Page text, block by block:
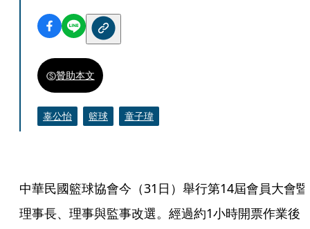
贊助本文
辜公怡 籃球 童子瑋
中華民國籃球協會今（31日）舉行第14屆會員大會暨
理事長、理事與監事改選。經過約1小時開票作業後